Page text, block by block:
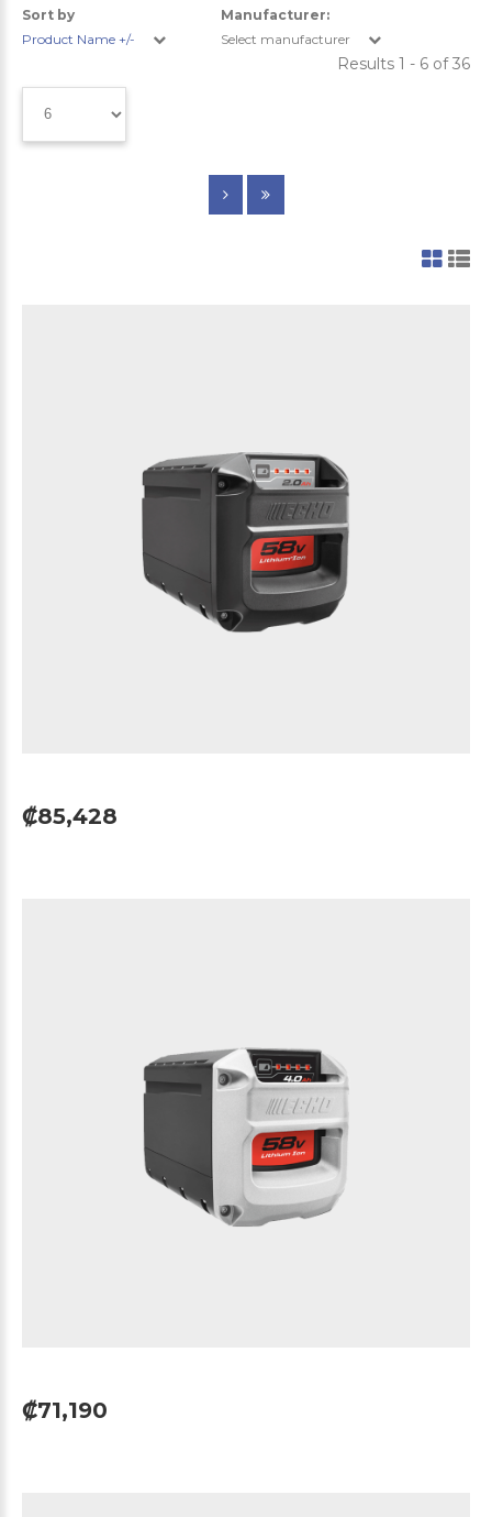
Sort by
Product Name +/-
Manufacturer:
Select manufacturer
Results 1 - 6 of 36
₡85,428
₡71,190